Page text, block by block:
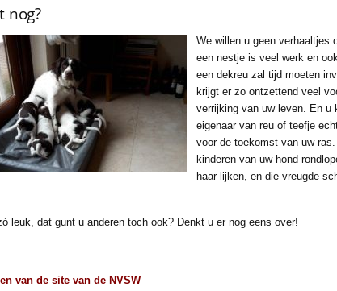
nog?
We willen u geen verhaaltjes
een nestje is veel werk en
een dekreu zal tijd moeten
krijgt er zo ontzettend veel
verrijking van uw leven. En u
eigenaar van reu of teefje
voor de toekomst van uw
kinderen van uw hond
haar lijken, en die vreugde
leuk, dat gunt u anderen toch ook? Denkt u er nog eens over!
van de site van de NVSW